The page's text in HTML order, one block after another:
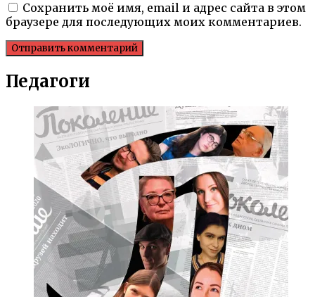
Сохранить моё имя, email и адрес сайта в этом
браузере для последующих моих комментариев.
Педагоги